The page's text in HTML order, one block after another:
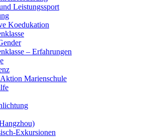
Leistungssport
Koedukation
– Erfahrungen
Marienschule
Exkursionen